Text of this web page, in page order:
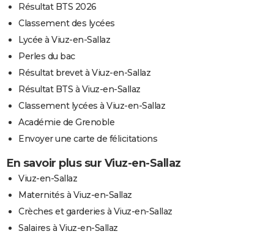
Résultat BTS 2026
Classement des lycées
Lycée à Viuz-en-Sallaz
Perles du bac
Résultat brevet à Viuz-en-Sallaz
Résultat BTS à Viuz-en-Sallaz
Classement lycées à Viuz-en-Sallaz
Académie de Grenoble
Envoyer une carte de félicitations
En savoir plus sur Viuz-en-Sallaz
Viuz-en-Sallaz
Maternités à Viuz-en-Sallaz
Crèches et garderies à Viuz-en-Sallaz
Salaires à Viuz-en-Sallaz